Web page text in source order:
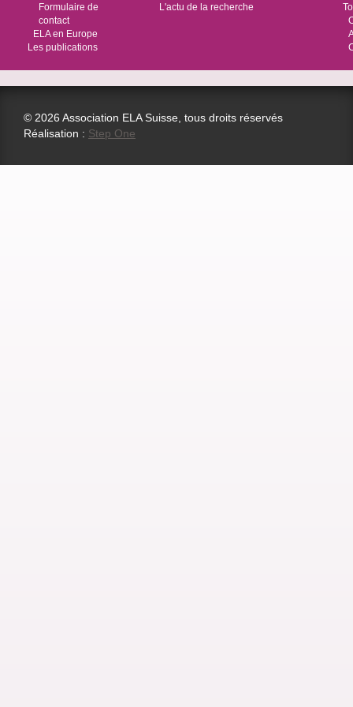
Formulaire de
contact
ELA en Europe
Les publications
L'actu de la recherche
© 2026 Association ELA Suisse, tous droits réservés
Réalisation : Step One